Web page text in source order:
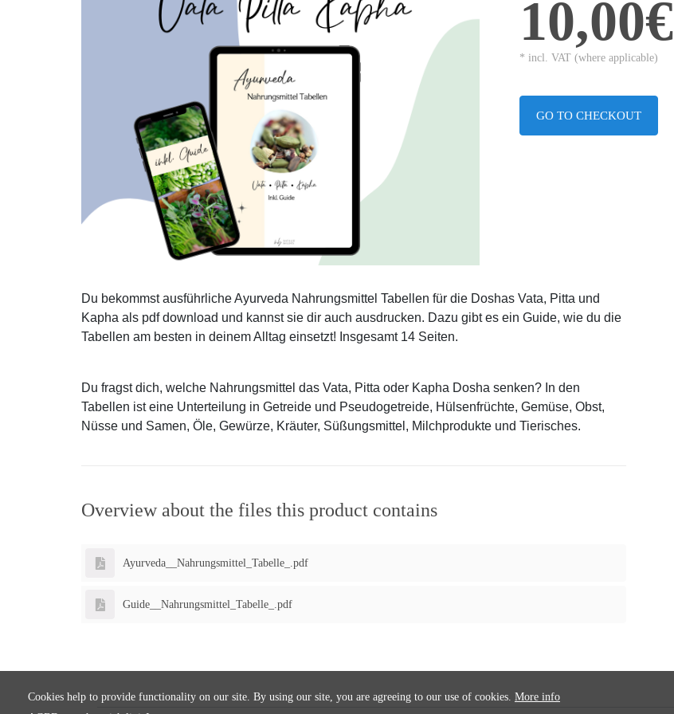
10,00€
* incl. VAT (where applicable)
GO TO CHECKOUT
Du bekommst ausführliche Ayurveda Nahrungsmittel Tabellen für die Doshas Vata, Pitta und
Kapha als pdf download und kannst sie dir auch ausdrucken. Dazu gibt es ein Guide, wie du die
Tabellen am besten in deinem Alltag einsetzt! Insgesamt 14 Seiten.
Du fragst dich, welche Nahrungsmittel das Vata, Pitta oder Kapha Dosha senken? In den
Tabellen ist eine Unterteilung in Getreide und Pseudogetreide, Hülsenfrüchte, Gemüse, Obst,
Nüsse und Samen, Öle, Gewürze, Kräuter, Süßungsmittel, Milchprodukte und Tierisches.
Overview about the files this product contains
Ayurveda__Nahrungsmittel_Tabelle_.pdf
Guide__Nahrungsmittel_Tabelle_.pdf
Cookies help to provide functionality on our site. By using our site, you are agreeing to our use of cookies. More info